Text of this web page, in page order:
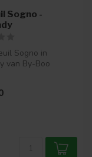
Sogno -
Sogno in
van By-Boo